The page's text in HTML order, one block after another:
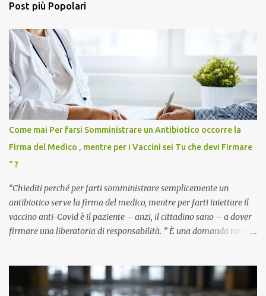
Post più Popolari
Come mai Per farsi Somministrare un Antibiotico occorre la
Firma del Medico , mentre per i Vaccini sei Tu che devi Firmare
” ?
“Chiediti perché per farti somministrare semplicemente un
antibiotico serve la firma del medico, mentre per farti iniettare il
vaccino anti-Covid è il paziente – anzi, il cittadino sano – a dover
firmare una liberatoria di responsabilità. ” È una domanda tanto
pandemia. Un interrogativo che dovrebbe scuotere chiunque abbia
ancora il coraggio di pensare con la propria testa. Per il vaccino